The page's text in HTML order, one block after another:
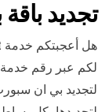
تجديد
لكم عبر رقم
لتجديد بي ان